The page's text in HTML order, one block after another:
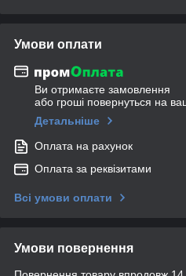
Умови оплати
Ви отримаєте замовлення
або гроші повернуться на
Детальніше
Оплата на рахунок
Оплата за реквізитами
Всі умови оплати
Умови повернення